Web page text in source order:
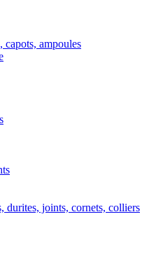
capots, ampoules
durites, joints, cornets, colliers